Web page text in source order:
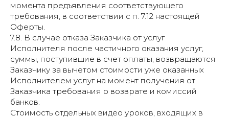
момента предъявления соответствующего
требования, в соответствии с п. 7.12 настоящей
Оферты.
7.8. В случае отказа Заказчика от услуг
Исполнителя после частичного оказания услуг,
суммы, поступившие в счет оплаты, возвращаются
Заказчику за вычетом стоимости уже оказанных
Исполнителем услуг на момент получения от
Заказчика требования о возврате и комиссий
банков.
Стоимость отдельных видео уроков, входящих в